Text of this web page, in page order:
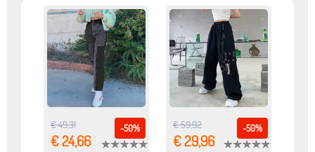
-50%
€ 49,31
€ 24,66
-50%
€ 59,92
€ 29,96